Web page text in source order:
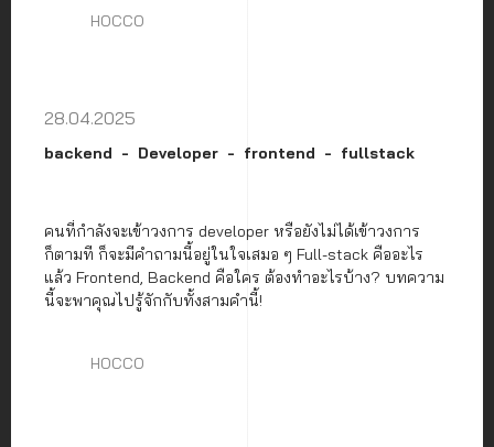
HOCCO
28.04.2025
backend Developer frontend fullstack
คนที่กำลังจะเข้าวงการ developer หรือยังไม่ได้เข้าวงการ
ก็ตามที ก็จะมีคำถามนี้อยู่ในใจเสมอ ๆ Full-stack คืออะไร
แล้ว Frontend, Backend คือใคร ต้องทำอะไรบ้าง? บทความ
นี้จะพาคุณไปรู้จักกับทั้งสามคำนี้!
HOCCO